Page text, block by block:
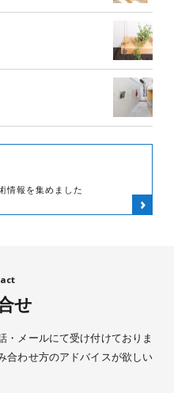
情報を集めました
せ
・メールにて受け付けておりま
合わせ方のアドバイスが欲しい